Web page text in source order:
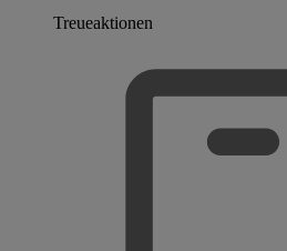
Treueaktionen